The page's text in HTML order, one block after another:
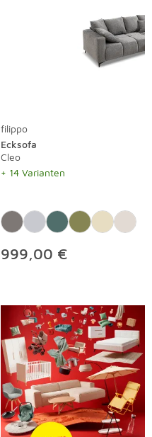
filippo
Ecksofa
Cleo
+ 14 Varianten
999,00 €